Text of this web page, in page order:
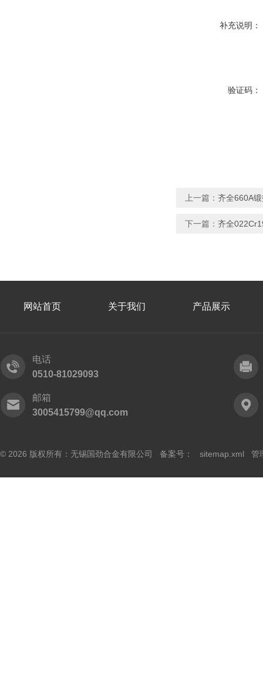
补充说明：
验证码：
上一篇： 齐全660A
下一篇： 齐全
网站首页 关于我们 产品展示
电话
0510-81029093
邮箱
3005415799@qq.com
© 2026 版权所有：无锡国劲合金有限公司 备案号： sitemap.xml 管